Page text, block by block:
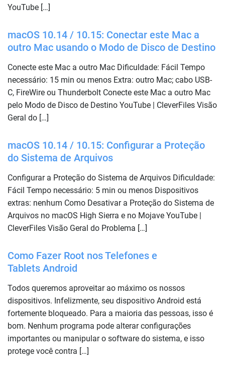
YouTube […]
macOS 10.14 / 10.15: Conectar este Mac a
outro Mac usando o Modo de Disco de Destino
Conecte este Mac a outro Mac Dificuldade: Fácil Tempo
necessário: 15 min ou menos Extra: outro Mac; cabo USB-
C, FireWire ou Thunderbolt Conecte este Mac a outro Mac
pelo Modo de Disco de Destino YouTube | CleverFiles Visão
Geral do […]
macOS 10.14 / 10.15: Configurar a Proteção
do Sistema de Arquivos
Configurar a Proteção do Sistema de Arquivos Dificuldade:
Fácil Tempo necessário: 5 min ou menos Dispositivos
extras: nenhum Como Desativar a Proteção do Sistema de
Arquivos no macOS High Sierra e no Mojave YouTube |
CleverFiles Visão Geral do Problema […]
Como Fazer Root nos Telefones e
Tablets Android
Todos queremos aproveitar ao máximo os nossos
dispositivos. Infelizmente, seu dispositivo Android está
fortemente bloqueado. Para a maioria das pessoas, isso é
bom. Nenhum programa pode alterar configurações
importantes ou manipular o software do sistema, e isso
protege você contra […]